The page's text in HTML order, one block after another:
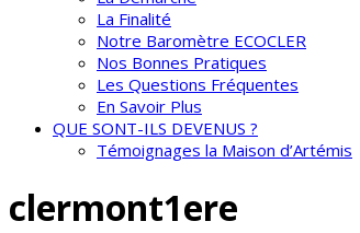
La Finalité
Notre Baromètre ECOCLER
Nos Bonnes Pratiques
Les Questions Fréquentes
En Savoir Plus
QUE SONT-ILS DEVENUS ?
Témoignages la Maison d’Artémis
clermont1ere